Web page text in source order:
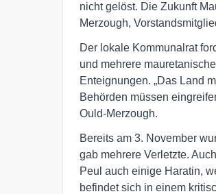
nicht gelöst. Die Zukunft
Merzough,
Der lokale Kommunalrat
und mehrere
Enteignungen. „Das Land
Behörden müssen
Ould-Merzough.
Bereits am 3. November
gab mehrere Verletzte.
Peul auch einige Haratin,
befindet sich in einem